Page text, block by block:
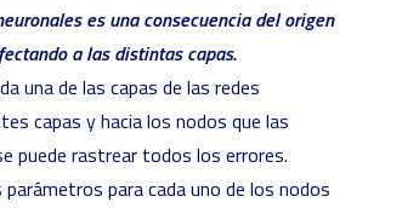
es una consecuencia del origen
a las distintas capas.
una de las capas de las redes
capas y hacia los nodos que las
puede rastrear todos los errores.
para cada uno de los nodos